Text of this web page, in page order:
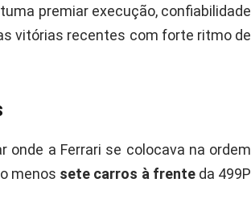
premiar execução, confiabilidade
vitórias recentes com forte ritmo de
onde a Ferrari se colocava na ordem
menos sete carros à frenteda 499P